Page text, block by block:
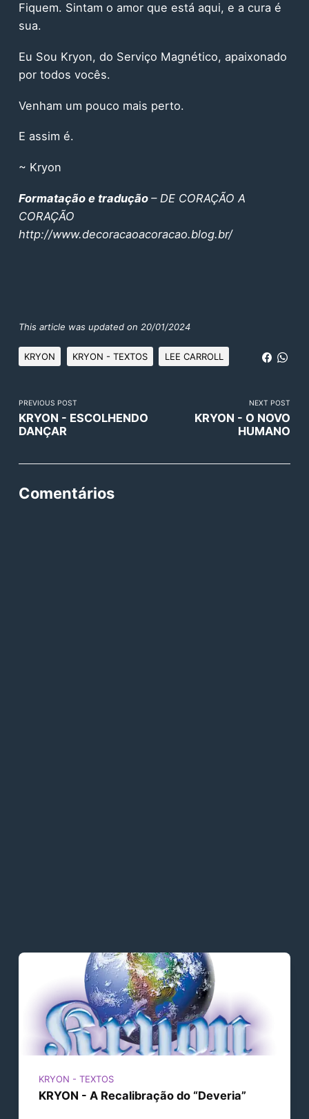
Fiquem. Sintam o amor que está aqui, e a cura é
sua.
Eu Sou Kryon, do Serviço Magnético, apaixonado
por todos vocês.
Venham um pouco mais perto.
E assim é.
~ Kryon
Formatação e tradução – DE CORAÇÃO A
CORAÇÃO
http://www.decoracaoacoracao.blog.br/
This article was updated on 20/01/2024
KRYON KRYON - TEXTOS LEE CARROLL
PREVIOUS POST
KRYON - ESCOLHENDO
DANÇAR
NEXT POST
KRYON - O NOVO
HUMANO
Comentários
KRYON - TEXTOS
KRYON - A Recalibração do “Deveria”